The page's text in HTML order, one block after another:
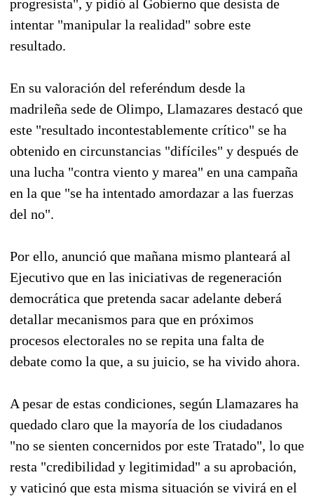
progresista", y pidió al Gobierno que desista de
intentar "manipular la realidad" sobre este
resultado.
En su valoración del referéndum desde la
madrileña sede de Olimpo, Llamazares destacó que
este "resultado incontestablemente crítico" se ha
obtenido en circunstancias "difíciles" y después de
una lucha "contra viento y marea" en una campaña
en la que "se ha intentado amordazar a las fuerzas
del no".
Por ello, anunció que mañana mismo planteará al
Ejecutivo que en las iniciativas de regeneración
democrática que pretenda sacar adelante deberá
detallar mecanismos para que en próximos
procesos electorales no se repita una falta de
debate como la que, a su juicio, se ha vivido ahora.
A pesar de estas condiciones, según Llamazares ha
quedado claro que la mayoría de los ciudadanos
"no se sienten concernidos por este Tratado", lo que
resta "credibilidad y legitimidad" a su aprobación,
y vaticinó que esta misma situación se vivirá en el